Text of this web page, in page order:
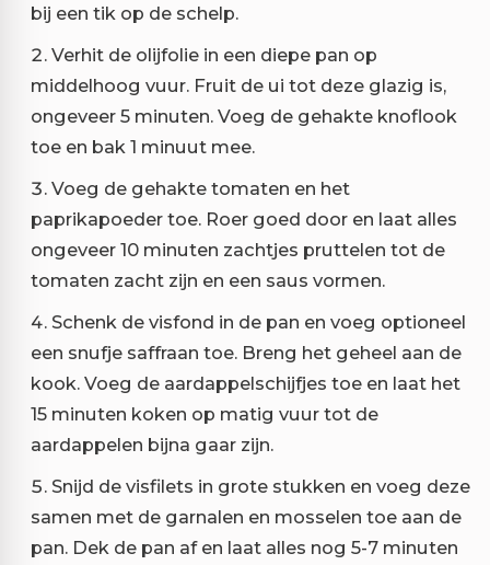
bij een tik op de schelp.
Verhit de olijfolie in een diepe pan op
middelhoog vuur. Fruit de ui tot deze glazig is,
ongeveer 5 minuten. Voeg de gehakte knoflook
toe en bak 1 minuut mee.
Voeg de gehakte tomaten en het
paprikapoeder toe. Roer goed door en laat alles
ongeveer 10 minuten zachtjes pruttelen tot de
tomaten zacht zijn en een saus vormen.
Schenk de visfond in de pan en voeg optioneel
een snufje saffraan toe. Breng het geheel aan de
kook. Voeg de aardappelschijfjes toe en laat het
15 minuten koken op matig vuur tot de
aardappelen bijna gaar zijn.
Snijd de visfilets in grote stukken en voeg deze
samen met de garnalen en mosselen toe aan de
pan. Dek de pan af en laat alles nog 5-7 minuten